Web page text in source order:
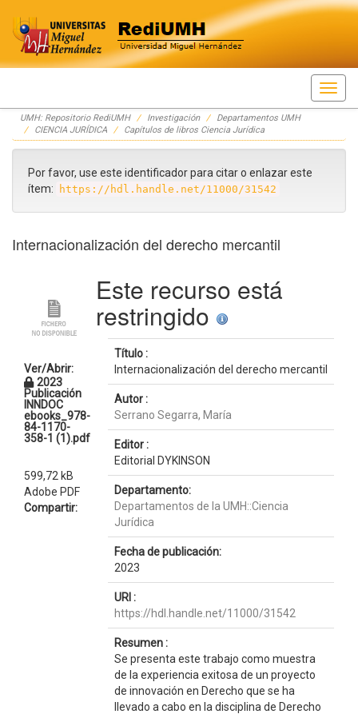
Skip
navigation
UMH: Repositorio RediUMH Investigación
Departamentos UMH
CIENCIA JURÍDICA
Capítulos de libros Ciencia Jurídica
Por favor, use este identificador para citar o enlazar este
ítem:
https://hdl.handle.net/11000/31542
Internacionalización del derecho mercantil
Ver/Abrir:
2023
Publicación
INNDOC
ebooks_978-
84-1170-
358-1 (1).pdf
599,72 kB
Adobe PDF
Compartir:
Este recurso está
restringido
Título :
Internacionalización del derecho mercantil
Autor :
Serrano Segarra, María
Editor :
Editorial DYKINSON
Departamento:
Departamentos de la UMH::Ciencia
Jurídica
Fecha de publicación:
2023
URI :
https://hdl.handle.net/11000/31542
Resumen :
Se presenta este trabajo como muestra
de la experiencia exitosa de un proyecto
de innovación en Derecho que se ha
llevado a cabo en la disciplina de Derecho